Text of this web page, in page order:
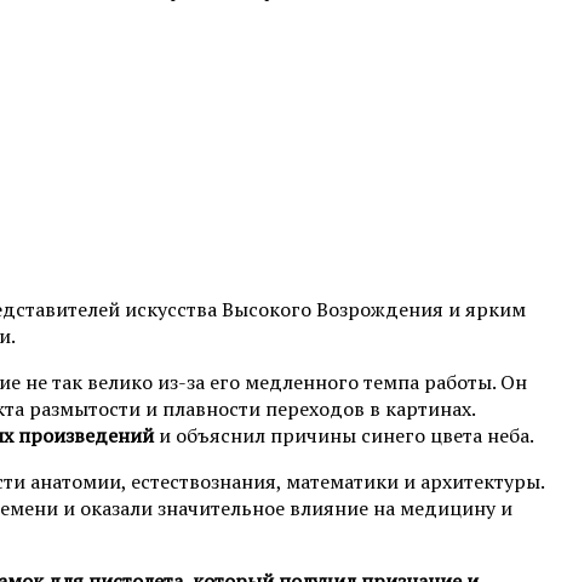
искусства Высокого Возрождения и ярким
не так велико из-за его медленного темпа работы. Он
размытости и плавности переходов в картинах.
произведенийи объяснил причины синего цвета неба.
анатомии, естествознания, математики и архитектуры.
и оказали значительное влияние на медицину и